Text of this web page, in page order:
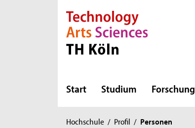
Direkt zur Hauptnavigation
Direkt zur Subnavigation
Direkt zum Inhalt
Direkt zum Fußbereich
Start Studium Forschung
Sie
Hochschule / Profil / Personen